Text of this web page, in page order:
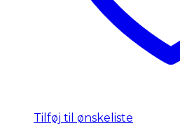
Tilføj til ønskeliste